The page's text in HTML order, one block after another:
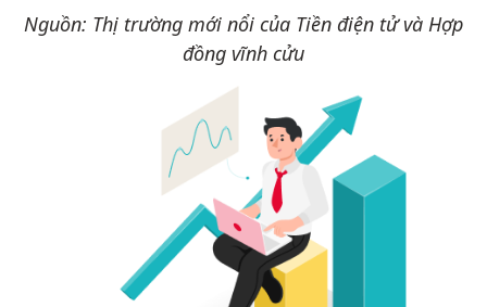
Nguồn: Thị trường mới nổi của Tiền điện tử và Hợp
đồng vĩnh cửu